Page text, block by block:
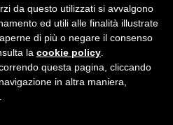
informativa trattamento dei dati
- all right reserved
da questo utilizzati si avvalgono
ed utili alle finalità illustrate
di più o negare il consenso
la cookie policy
questa pagina, cliccando
in altra maniera,